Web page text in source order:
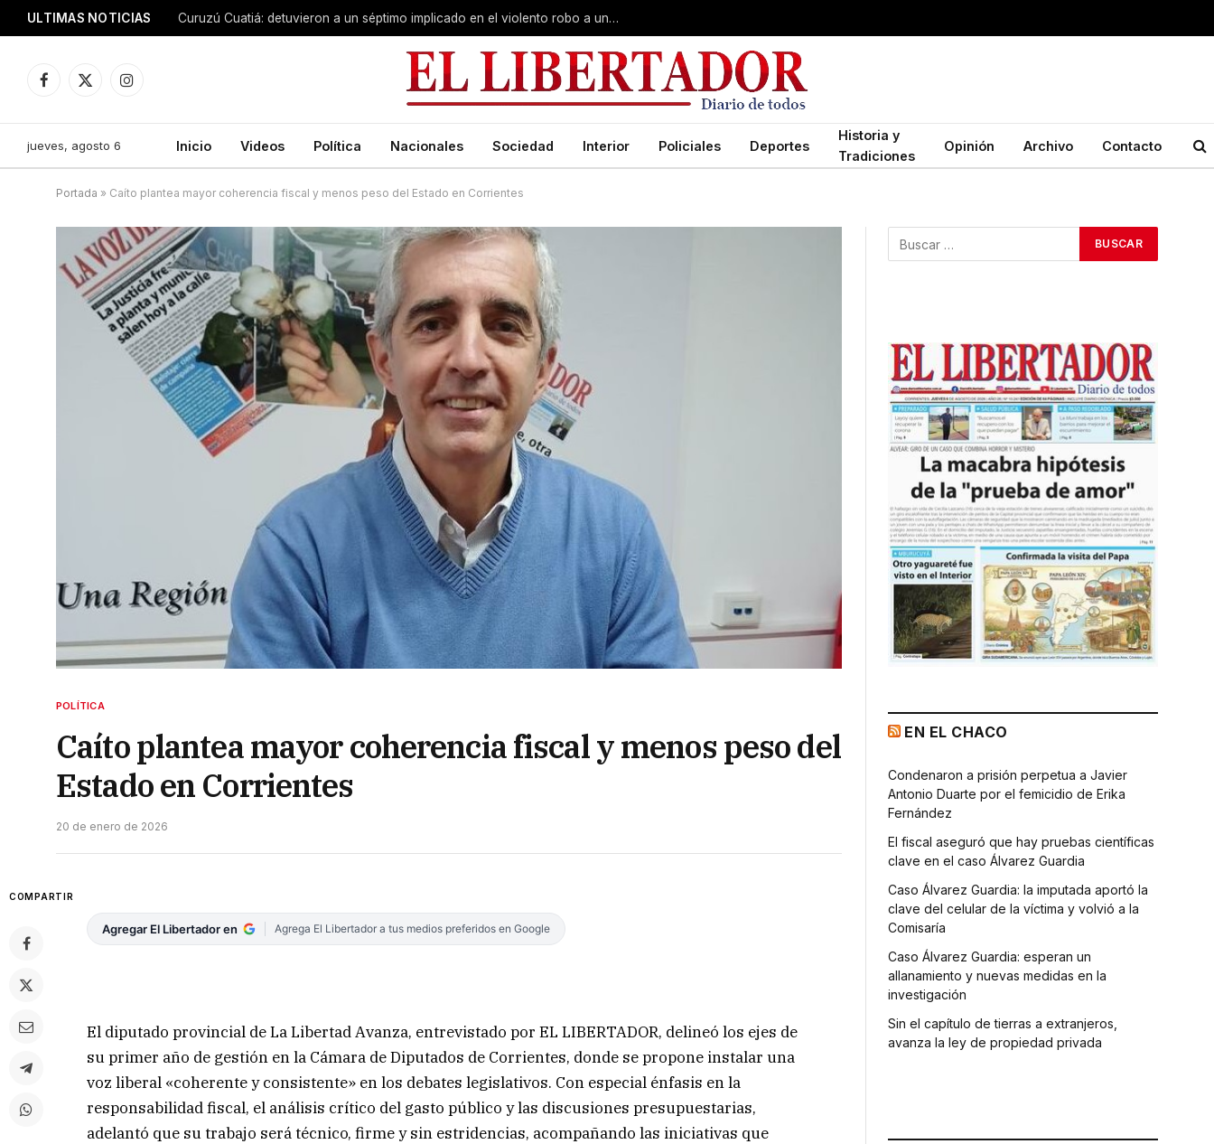
ULTIMAS NOTICIAS Curuzú Cuatiá: detuvieron a un séptimo implicado en el violento robo a una anciana
Facebook
X
Instagram
jueves, agosto 6 Inicio Videos Política Nacionales Sociedad Interior Policiales Deportes
Historia y
Tradiciones
Opinión Archivo Contacto
Portada » Caíto plantea mayor coherencia fiscal y menos peso del Estado en Corrientes
POLÍTICA
Caíto plantea mayor coherencia fiscal y menos peso del
Estado en Corrientes
20 de enero de 2026
COMPARTIR
Agregar El Libertador en Agrega El Libertador a tus medios preferidos en Google
El diputado provincial de La Libertad Avanza, entrevistado por EL LIBERTADOR, delineó los ejes de
su primer año de gestión en la Cámara de Diputados de Corrientes, donde se propone instalar una
voz liberal «coherente y consistente» en los debates legislativos. Con especial énfasis en la
responsabilidad fiscal, el análisis crítico del gasto público y las discusiones presupuestarias,
adelantó que su trabajo será técnico, firme y sin estridencias, acompañando las iniciativas que
EN EL CHACO
Condenaron a prisión perpetua a Javier
Antonio Duarte por el femicidio de Erika
Fernández
El fiscal aseguró que hay pruebas científicas
clave en el caso Álvarez Guardia
Caso Álvarez Guardia: la imputada aportó la
clave del celular de la víctima y volvió a la
Comisaría
Caso Álvarez Guardia: esperan un
allanamiento y nuevas medidas en la
investigación
Sin el capítulo de tierras a extranjeros,
avanza la ley de propiedad privada